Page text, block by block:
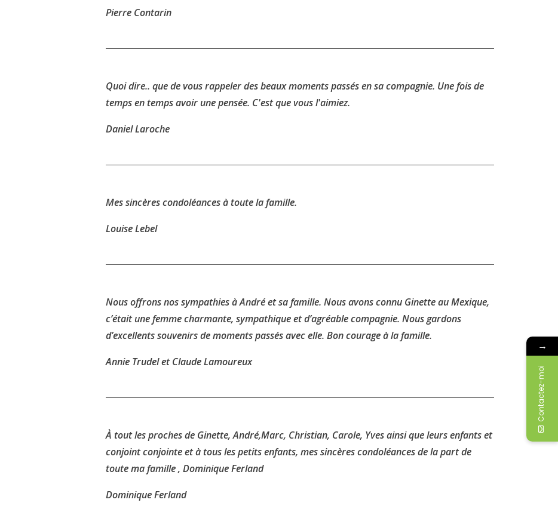
Pierre Contarin
Quoi dire.. que de vous rappeler des beaux moments passés en sa compagnie. Une fois de
temps en temps avoir une pensée. C'est que vous l'aimiez.
Daniel Laroche
Mes sincères condoléances à toute la famille.
Louise Lebel
Nous offrons nos sympathies à André et sa famille. Nous avons connu Ginette au Mexique,
c’était une femme charmante, sympathique et d’agréable compagnie. Nous gardons
d’excellents souvenirs de moments passés avec elle. Bon courage à la famille.
Annie Trudel et Claude Lamoureux
À tout les proches de Ginette, André,Marc, Christian, Carole, Yves ainsi que leurs enfants et
conjoint conjointe et à tous les petits enfants, mes sincères condoléances de la part de
toute ma famille , Dominique Ferland
Dominique Ferland
→
Contactez-moi